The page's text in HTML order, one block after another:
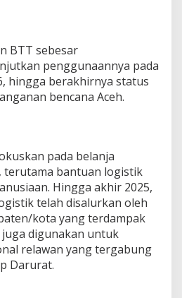
BTT sebesar
penggunaannya pada
hingga berakhirnya status
bencana Aceh.
pada belanja
terutama bantuan logistik
Hingga akhir 2025,
telah disalurkan oleh
kota yang terdampak
digunakan untuk
relawan yang tergabung
Darurat.